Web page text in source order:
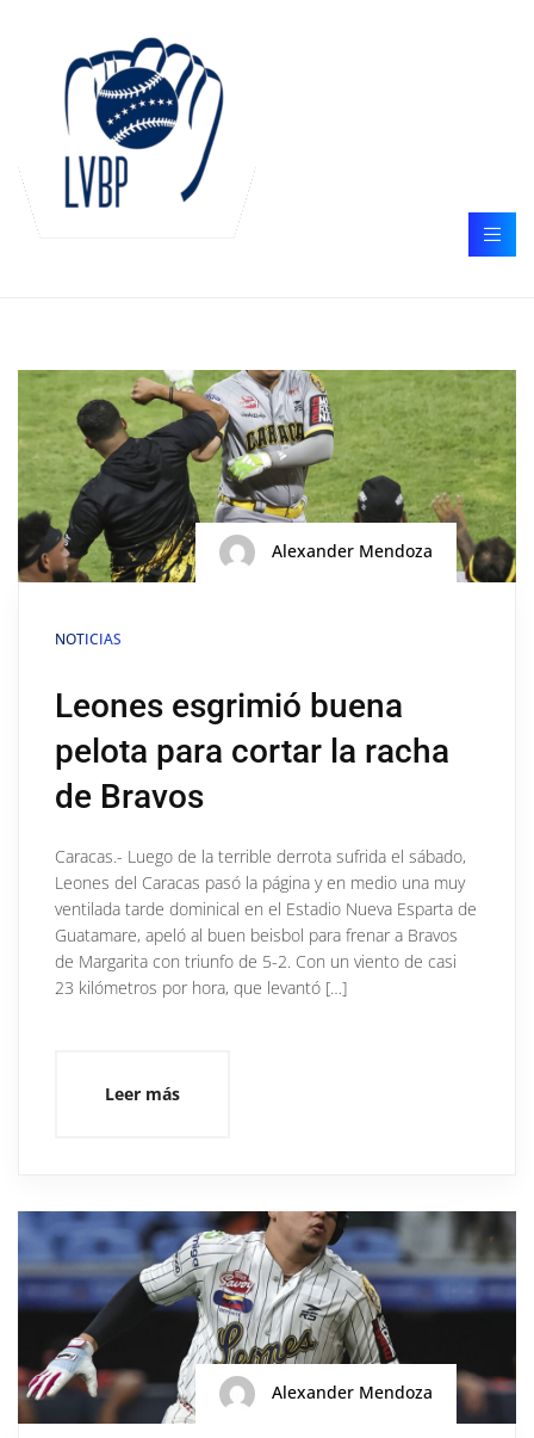
Alexander Mendoza
NOTICIAS
Leones esgrimió buena
pelota para cortar la racha
de Bravos
Caracas.- Luego de la terrible derrota sufrida el sábado,
Leones del Caracas pasó la página y en medio una muy
ventilada tarde dominical en el Estadio Nueva Esparta de
Guatamare, apeló al buen beisbol para frenar a Bravos
de Margarita con triunfo de 5-2. Con un viento de casi
23 kilómetros por hora, que levantó […]
Leer más
Alexander Mendoza